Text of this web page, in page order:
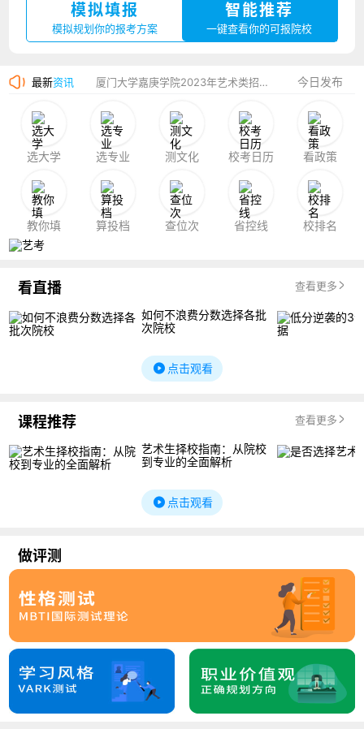
模拟填报
模拟规划你的报考方案
智能推荐
一键查看你的可报院校
最新资讯
湛江幼儿师范专科学校2023年夏季高考招生简章
厦门大学嘉庚学院2023年艺术类招生简章 今日发布
选大学 选专业 测文化 校考日历 看政策
教你填 算投档 查位次 省控线 校排名
看直播 查看更多
如何不浪费分数选择各批
次院校
点击观看
课程推荐 查看更多
艺术生择校指南：从院校
到专业的全面解析
点击观看
做评测